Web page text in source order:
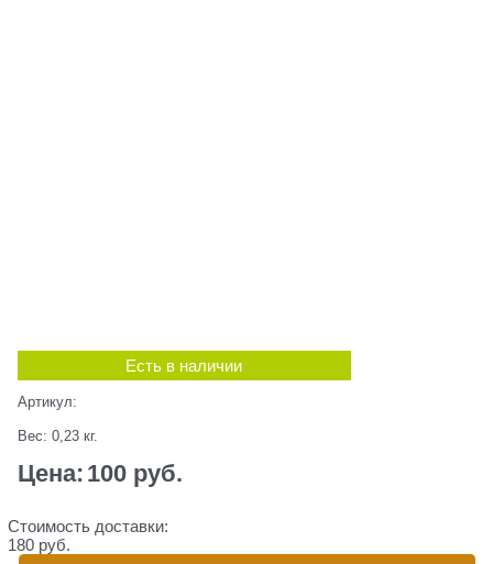
Есть в наличии
Артикул:
Вес: 0,23 кг.
Цена: 100 руб.
Стоимость доставки:
180 руб.